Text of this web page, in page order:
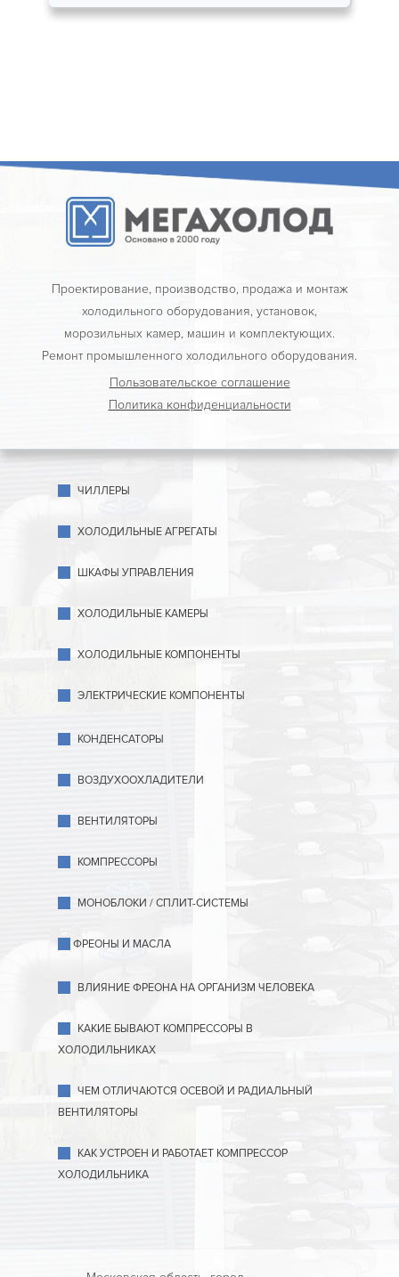
Проектирование, производство, продажа и монтаж
холодильного оборудования, установок,
морозильных камер, машин и комплектующих.
Ремонт промышленного холодильного оборудования.
Пользовательское соглашение
Политика конфиденциальности
ЧИЛЛЕРЫ
ХОЛОДИЛЬНЫЕ АГРЕГАТЫ
ШКАФЫ УПРАВЛЕНИЯ
ХОЛОДИЛЬНЫЕ КАМЕРЫ
ХОЛОДИЛЬНЫЕ КОМПОНЕНТЫ
ЭЛЕКТРИЧЕСКИЕ КОМПОНЕНТЫ
КОНДЕНСАТОРЫ
ВОЗДУХООХЛАДИТЕЛИ
ВЕНТИЛЯТОРЫ
КОМПРЕССОРЫ
МОНОБЛОКИ / СПЛИТ-СИСТЕМЫ
ФРЕОНЫ И МАСЛА
ВЛИЯНИЕ ФРЕОНА НА ОРГАНИЗМ ЧЕЛОВЕКА
КАКИЕ БЫВАЮТ КОМПРЕССОРЫ В
ХОЛОДИЛЬНИКАХ
ЧЕМ ОТЛИЧАЮТСЯ ОСЕВОЙ И РАДИАЛЬНЫЙ
ВЕНТИЛЯТОРЫ
КАК УСТРОЕН И РАБОТАЕТ КОМПРЕССОР
ХОЛОДИЛЬНИКА